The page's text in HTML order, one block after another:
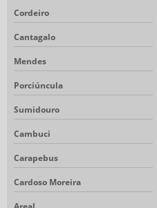
Cordeiro
Cantagalo
Mendes
Porciúncula
Sumidouro
Cambuci
Carapebus
Cardoso Moreira